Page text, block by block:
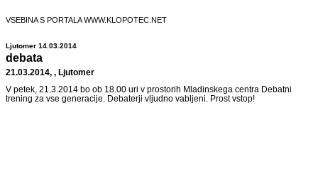
VSEBINA S PORTALA WWW.KLOPOTEC.NET
Ljutomer 14.03.2014
debata
21.03.2014, , Ljutomer
V petek, 21.3.2014 bo ob 18.00 uri v prostorih Mladinskega centra Debatni
trening za vse generacije. Debaterji vljudno vabljeni. Prost vstop!